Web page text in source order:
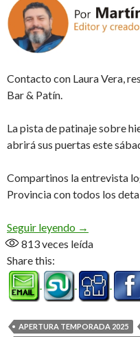
Contacto con Laura Vera,
Bar & Patín.
La pista de patinaje sobre
abrirá sus puertas este
Compartinos la entrevista
Provincia con todos los
Seguir leyendo Arranca la
→
813veces leída
Share this:
APERTURA TEMPORADA 2025